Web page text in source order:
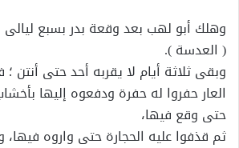
وهلك أبو لهب بعد وقعة بدر بسبع
( العدسة ).
وبقى ثلاثة أيام لا يقربه أحد حتى أنتن
العار حفروا له حفرة ودفعوه إليها
حتى وقع فيها،
ثم قذفوا عليه الحجارة حتى واروه فيها،